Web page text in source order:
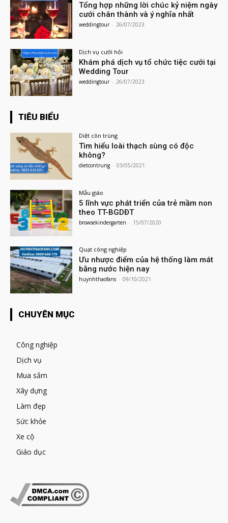
Tổng hợp những lời chúc kỷ niệm ngày
cưới chân thành và ý nghĩa nhất
weddingtour - 26/07/2023
Dịch vụ cưới hỏi
Khám phá dịch vụ tổ chức tiệc cưới tại
Wedding Tour
weddingtour - 26/07/2023
TIÊU BIỂU
Diệt côn trùng
Tìm hiểu loài thạch sùng có độc
không?
dietcontrung - 03/05/2021
Mẫu giáo
5 lĩnh vực phát triển của trẻ mầm non
theo TT-BGDĐT
browsekindergarten - 15/07/2020
Quạt công nghiệp
Ưu nhược điểm của hệ thống làm mát
bằng nước hiện nay
huynhthaofans - 09/10/2021
CHUYÊN MỤC
Công nghiệp
Dịch vụ
Mua sắm
Xây dựng
Làm đẹp
Sức khỏe
Xe cộ
Giáo dục